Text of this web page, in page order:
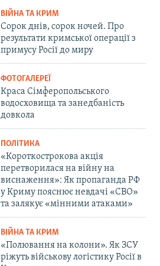
ВІЙНА ТА КРИМ
Сорок днів, сорок ночей. Про
результати кримської операції з
примусу Росії до миру
ФОТОГАЛЕРЕЇ
Краса Сімферопольського
водосховища та занедбаність
довкола
ПОЛІТИКА
«Короткострокова акція
перетворилася на війну на
виснаження»: Як пропаганда РФ
у Криму пояснює невдачі «СВО»
та залякує «мінними атаками»
ВІЙНА ТА КРИМ
«Полювання на колони». Як ЗСУ
ріжуть військову логістику Росії в